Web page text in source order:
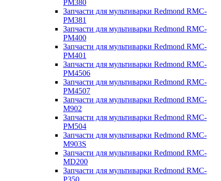
PM380
Запчасти для мультиварки Redmond RMC-
PM381
Запчасти для мультиварки Redmond RMC-
PM400
Запчасти для мультиварки Redmond RMC-
PM401
Запчасти для мультиварки Redmond RMC-
PM4506
Запчасти для мультиварки Redmond RMC-
PM4507
Запчасти для мультиварки Redmond RMC-
M902
Запчасти для мультиварки Redmond RMC-
PM504
Запчасти для мультиварки Redmond RMC-
M903S
Запчасти для мультиварки Redmond RMC-
MD200
Запчасти для мультиварки Redmond RMC-
P350